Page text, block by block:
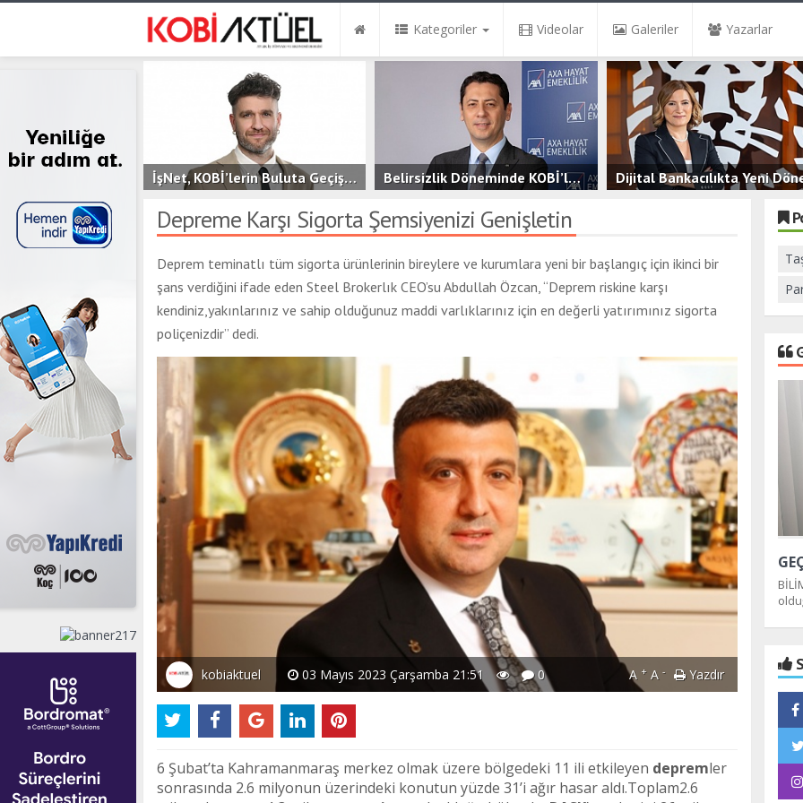
Kategoriler Videolar Galeriler Yazarlar
İşNet, KOBİ’lerin Buluta Geçişini Kolaylaştıran Yeni Hizmeti bluutyKonfor’u Duyurdu Belirsizlik Döneminde KOBİ’ler İçin Finansal Güvence Dijital Bankacılıkta Yeni
Depreme Karşı Sigorta Şemsiyenizi Genişletin
Deprem teminatlı tüm sigorta ürünlerinin bireylere ve kurumlara yeni bir başlangıç için ikinci bir
şans verdiğini ifade eden Steel Brokerlık CEO’su Abdullah Özcan, “Deprem riskine karşı
kendiniz,yakınlarınız ve sahip olduğunuz maddi varlıklarınız için en değerli yatırımınız sigorta
poliçenizdir” dedi.
kobiaktuel 03 Mayıs 2023 Çarşamba 21:51 0 A + A - Yazdır
6 Şubat’ta Kahramanmaraş merkez olmak üzere bölgedeki 11 ili etkileyen depremler
sonrasında 2.6 milyonun üzerindeki konutun yüzde 31’i ağır hasar aldı.Toplam2.6